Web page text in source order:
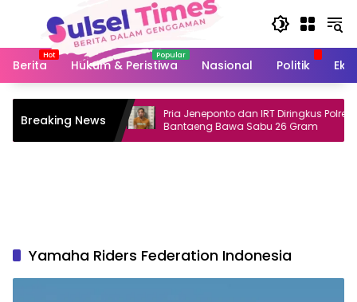
Berita
Hukum & Peristiwa Nasional Politik
Breaking News
Utara
Akibat
Pria Jeneponto dan IRT Diringkus Polres
Bantaeng Bawa Sabu 26 Gram
Yamaha Riders Federation Indonesia